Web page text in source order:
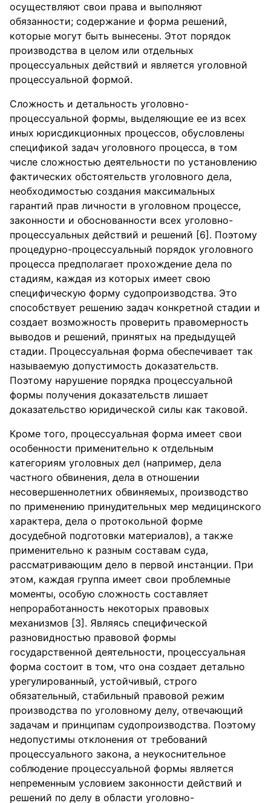
осуществляют свои права и выполняют
обязанности; содержание и форма решений,
которые могут быть вынесены. Этот порядок
производства в целом или отдельных
процессуальных действий и является уголовной
процессуальной формой.
Сложность и детальность уголовно-
процессуальной формы, выделяющие ее из всех
иных юрисдикционных процессов, обусловлены
спецификой задач уголовного процесса, в том
числе сложностью деятельности по установлению
фактических обстоятельств уголовного дела,
необходимостью создания максимальных
гарантий прав личности в уголовном процессе,
законности и обоснованности всех уголовно-
процессуальных действий и решений [6]. Поэтому
процедурно-процессуальный порядок уголовного
процесса предполагает прохождение дела по
стадиям, каждая из которых имеет свою
специфическую форму судопроизводства. Это
способствует решению задач конкретной стадии и
создает возможность проверить правомерность
выводов и решений, принятых на предыдущей
стадии. Процессуальная форма обеспечивает так
называемую допустимость доказательств.
Поэтому нарушение порядка процессуальной
формы получения доказательств лишает
доказательство юридической силы как таковой.
Кроме того, процессуальная форма имеет свои
особенности применительно к отдельным
категориям уголовных дел (например, дела
частного обвинения, дела в отношении
несовершеннолетних обвиняемых, производство
по применению принудительных мер медицинского
характера, дела о протокольной форме
досудебной подготовки материалов), а также
применительно к разным составам суда,
рассматривающим дело в первой инстанции. При
этом, каждая группа имеет свои проблемные
моменты, особую сложность составляет
непроработанность некоторых правовых
механизмов [3]. Являясь специфической
разновидностью правовой формы
государственной деятельности, процессуальная
форма состоит в том, что она создает детально
урегулированный, устойчивый, строго
обязательный, стабильный правовой режим
производства по уголовному делу, отвечающий
задачам и принципам судопроизводства. Поэтому
недопустимы отклонения от требований
процессуального закона, а неукоснительное
соблюдение процессуальной формы является
непременным условием законности действий и
решений по делу в области уголовно-